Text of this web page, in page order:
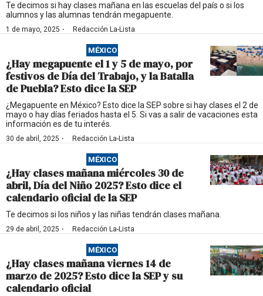
Te decimos si hay clases mañana en las escuelas del país o si los
alumnos y las alumnas tendrán megapuente.
1 de mayo, 2025 · Redacción La-Lista
MÉXICO
¿Hay megapuente el 1 y 5 de mayo, por
festivos de Día del Trabajo, y la Batalla
de Puebla? Esto dice la SEP
¿Megapuente en México? Esto dice la SEP sobre si hay clases el 2 de
mayo o hay días feriados hasta el 5. Si vas a salir de vacaciones esta
información es de tu interés.
30 de abril, 2025 · Redacción La-Lista
MÉXICO
¿Hay clases mañana miércoles 30 de
abril, Día del Niño 2025? Esto dice el
calendario oficial de la SEP
Te decimos si los niños y las niñas tendrán clases mañana.
29 de abril, 2025 · Redacción La-Lista
MÉXICO
¿Hay clases mañana viernes 14 de
marzo de 2025? Esto dice la SEP y su
calendario oficial